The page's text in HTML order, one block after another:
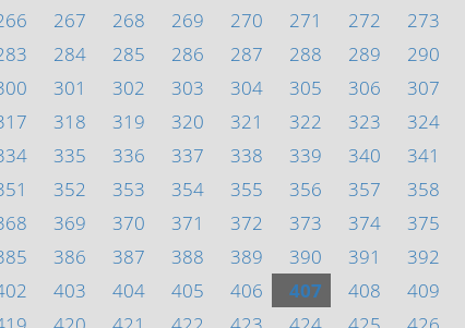
267 268 269 270 271 272 273
284 285 286 287 288 289 290
301 302 303 304 305 306 307
318 319 320 321 322 323 324
335 336 337 338 339 340 341
352 353 354 355 356 357 358
369 370 371 372 373 374 375
386 387 388 389 390 391 392
403 404 405 406 407 408 409